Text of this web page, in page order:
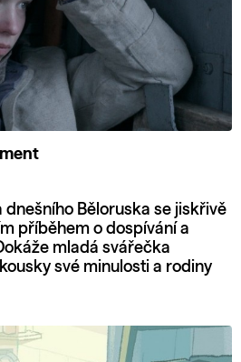
dnešního Běloruska se jiskřivě
příběhem o dospívání a
mladá svářečka
své minulosti a rodiny